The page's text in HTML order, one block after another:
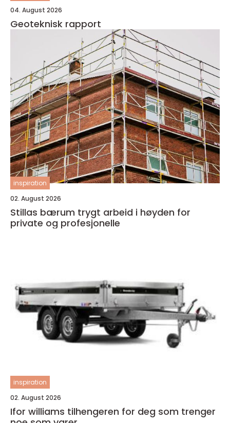
04. August 2026
Geoteknisk rapport
inspiration
02. August 2026
Stillas bærum trygt arbeid i høyden for
private og profesjonelle
inspiration
02. August 2026
Ifor williams tilhengeren for deg som trenger